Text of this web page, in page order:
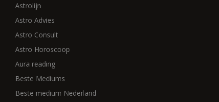
Astrolijn
Astro Advies
Astro Consult
Astro Horoscoop
Aura reading
Beste Mediums
Beste medium Nederland